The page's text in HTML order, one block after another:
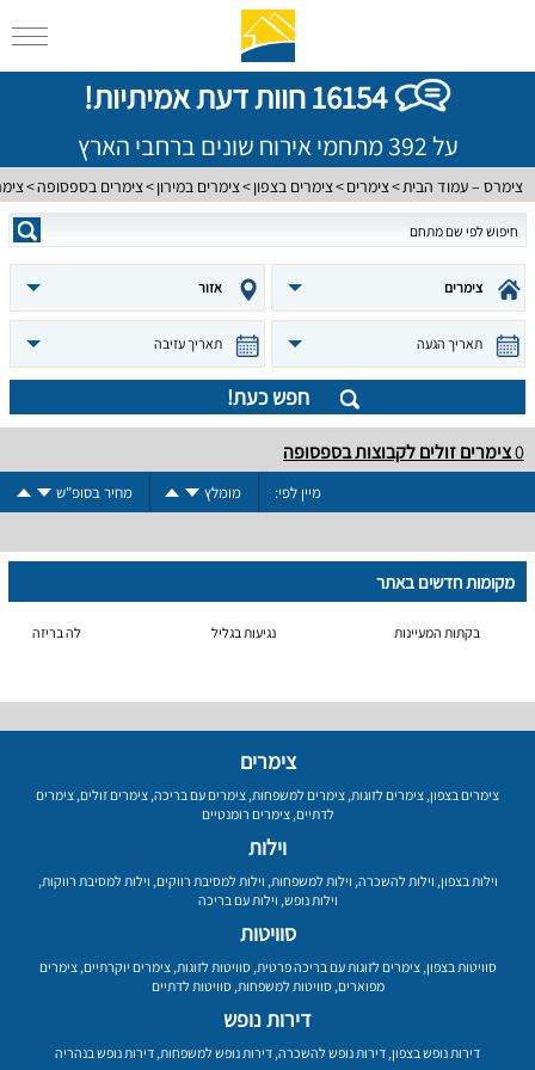
16154 חוות דעת אמיתיות!
על 392 מתחמי אירוח שונים ברחבי הארץ
צימרס – עמוד הבית צימרים צימרים בצפון צימרים במירון צימרים בספסופה
צימרים אזור
תאריך הגעה תאריך עזיבה
חפש כעת!
0צימרים זולים לקבוצות בספסופה
מיין לפי: מומלץ מחיר בסופ"ש
מקומות חדשים באתר
בקתות המעיינות נגיעות בגליל לה בריזה
צימרים
צימרים בצפון, צימרים לזוגות, צימרים למשפחות, צימרים עם בריכה, צימרים זולים, צימרים
לדתיים,צימרים רומנטיים
וילות
וילות בצפון, וילות להשכרה, וילות למשפחות, וילות למסיבת רווקים, וילות למסיבת רווקות,
וילות נופש, וילות עם בריכה
סוויטות
סוויטות בצפון,צימרים לזוגות עם בריכה פרטית,סוויטות לזוגות,צימרים יוקרתיים,צימרים
מפוארים,סוויטות למשפחות,סוויטות לדתיים
דירות נופש
דירות נופש בצפון, דירות נופש להשכרה, דירות נופש למשפחות, דירות נופש בנהריה